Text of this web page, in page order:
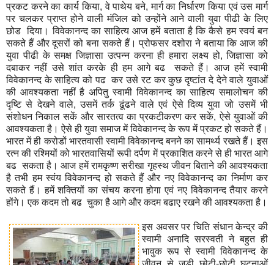
प्रकट करने का कार्य किया, वे पाथेय बने, मार्ग का निर्धारण किया एवं उस मार्ग
पर चलकर प्राप्त होने वाली मंजिल को उन्होंने आने वाली युवा पीढी के लिए
छोड दिया। विवेकानन्द का साहित्य आज हमें बताता है कि कैसे हम स्वयं बन
सकते हैं और दूसरों को बना सकते हैं। प्रोफसर दशोरा ने बताया कि आज की
युवा पीढी के समक्ष जिज्ञासा उत्पन्न करना ही हमारा लक्ष्य हो, जिज्ञासा को
दबाकर नहीं उसे शांत करके ही हम आगे बढ सकते हैं। आज हमें स्वामी
विवेकानन्द के साहित्य को पढ कर उसे रट कर कुछ दृष्टांत दे देने वाले युवाओं
की आवश्यकता नहीं है अपितु स्वामी विवेकानन्द का साहित्य समालोचन की
दृष्टि से देखने वाले, उसमें तर्क ढूंढने वाले एवं ऐसे दिव्य युवा जो उसमें भी
संशोधन निकाल सकें और सारतत्व का प्रकटीकरण कर सकें, ऐसे युवाओं की
आवश्यकता है। ऐसे ही युवा समाज में विवेकानन्द के रूप में प्रकट हो सकते हैं।
भारत में ही करोडों भारतवासी स्वामी विवेकानन्द बनने का सामर्थ्य रखते हैं। इस
रत्न की रश्मियों को भारतवासियों रूपी दर्पण में प्रकाशित करने से ही भारत आगे
बढ सकता है। आज हमें रामकृष्ण सरीखा गृहस्थ जीवन बिताने की आवश्यकता
है तभी हम स्वंय विवेकानन्द हो सकते हैं और नए विवेकानन्द का निर्माण कर
सकते हैं। हमें शक्तियों का संचय करना होगा एवं नए विवेकानन्द तैयार करने
होंगे। एक कदम तो बढ चुका है आगे और कदम बढाए रखने की आवश्यकता है।
इस अवसर पर चिति संधान केन्द्र की
स्वामी अनादि सरस्वती ने बहुत ही
भावुक रूप से स्वामी विवेकानन्द के